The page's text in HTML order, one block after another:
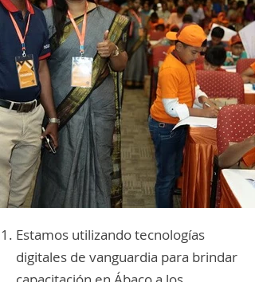
Estamos utilizando tecnologías
digitales de vanguardia para brindar